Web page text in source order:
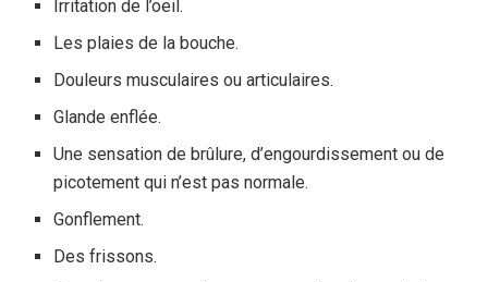
Irritation de l’oeil.
Les plaies de la bouche.
Douleurs musculaires ou articulaires.
Glande enflée.
Une sensation de brûlure, d’engourdissement ou de
picotement qui n’est pas normale.
Gonflement.
Des frissons.